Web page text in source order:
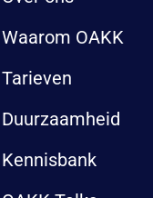
Waarom OAKK
Tarieven
Duurzaamheid
Kennisbank